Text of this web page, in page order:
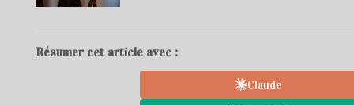
Résumer cet article avec :
Claude